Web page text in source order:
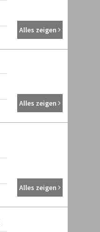
Alles zeigen
Alles zeigen
Alles zeigen